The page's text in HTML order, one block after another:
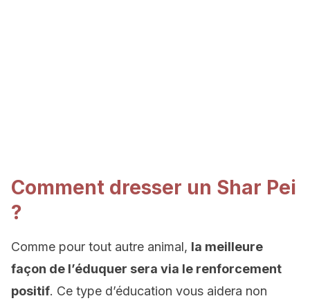
Comment dresser un Shar Pei
?
Comme pour tout autre animal, la meilleure
façon de l’éduquer sera via le renforcement
positif. Ce type d’éducation vous aidera non